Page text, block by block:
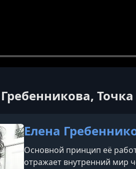
Елена
Основной принцип её
отражает внутренний мир